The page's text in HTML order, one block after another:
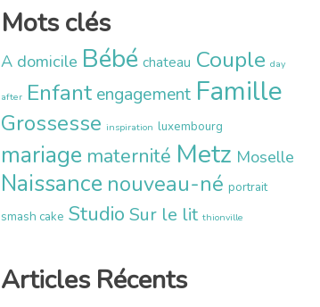
Mots clés
A domicile Bébé chateau Couple day
after Enfant engagement Famille
Grossesse inspiration luxembourg
mariage maternité Metz Moselle
Naissance nouveau-né portrait
smash cake Studio Sur le lit thionville
Articles Récents